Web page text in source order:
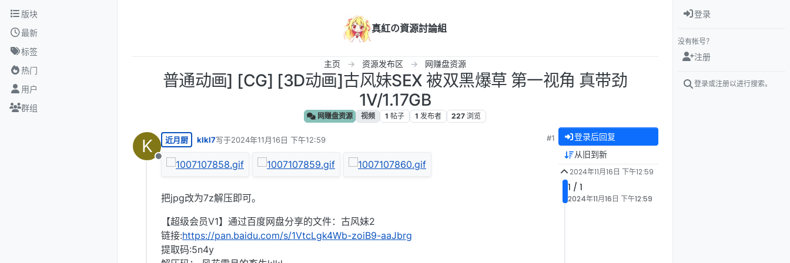
跳转至内容
版块
最新
标签
热门
用户
群组
真紅の資源討論組
主页 资源发布区 网赚盘资源
普通动画] [CG] [3D动画]古风妹SEX 被双黑爆草 第一视角 真带劲
1V/1.17GB
网赚盘资源 视频 1 帖子 1 发布者 227 浏览
K
离线
近月厨 klkl7写于2024年11月16日 下午12:59
最后由 编辑
#1
把jpg改为7z解压即可。
【超级会员V1】通过百度网盘分享的文件：古风妹2
链接:https://pan.baidu.com/s/1VtcLgk4Wb-zoiB9-aaJbrg
提取码:5n4y
登录后回复
从旧到新
2024年11月16日 下午12:59
1 / 1
2024年11月16日 下午12:59
登录
没有帐号？
注册
登录或注册以进行搜索。